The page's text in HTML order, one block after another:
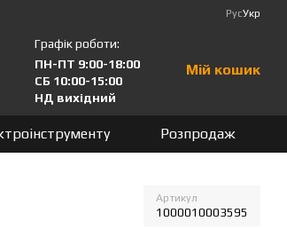
РусУкр
Графік роботи:
ПН-ПТ 9:00-18:00
СБ 10:00-15:00
НД вихідний
Мій кошик
Розпродаж
Артикул
1000010003595